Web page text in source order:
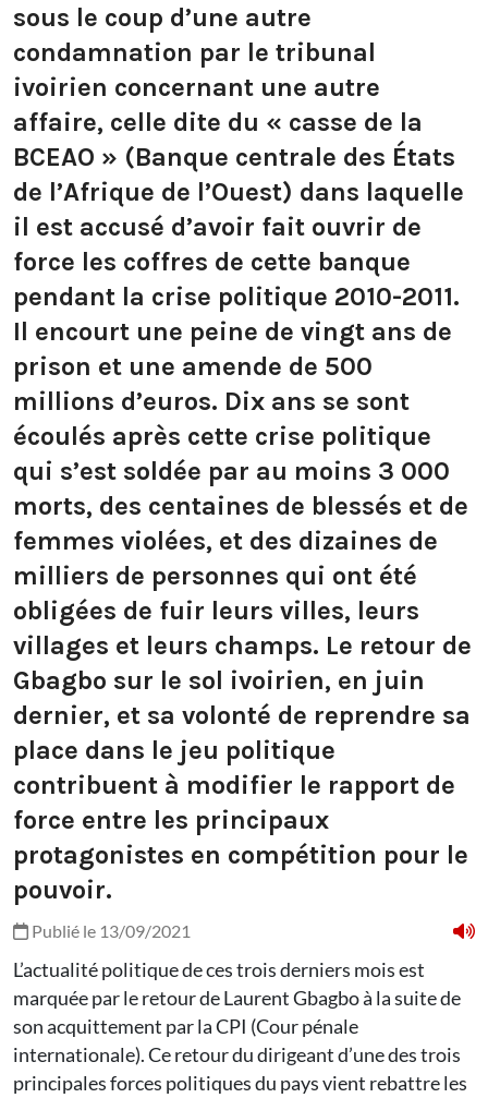
sous le coup d’une autre
condamnation par le tribunal
ivoirien concernant une autre
affaire, celle dite du « casse de la
BCEAO » (Banque centrale des États
de l’Afrique de l’Ouest) dans laquelle
il est accusé d’avoir fait ouvrir de
force les coffres de cette banque
pendant la crise politique 2010-2011.
Il encourt une peine de vingt ans de
prison et une amende de 500
millions d’euros. Dix ans se sont
écoulés après cette crise politique
qui s’est soldée par au moins 3 000
morts, des centaines de blessés et de
femmes violées, et des dizaines de
milliers de personnes qui ont été
obligées de fuir leurs villes, leurs
villages et leurs champs. Le retour de
Gbagbo sur le sol ivoirien, en juin
dernier, et sa volonté de reprendre sa
place dans le jeu politique
contribuent à modifier le rapport de
force entre les principaux
protagonistes en compétition pour le
pouvoir.
Publié le 13/09/2021
L’actualité politique de ces trois derniers mois est
marquée par le retour de Laurent Gbagbo à la suite de
son acquittement par la CPI (Cour pénale
internationale). Ce retour du dirigeant d’une des trois
principales forces politiques du pays vient rebattre les